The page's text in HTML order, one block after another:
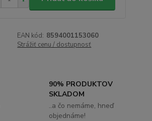
EAN kód: 8594001153060
Strážiť cenu / dostupnosť
90% PRODUKTOV
SKLADOM
..a čo nemáme, hneď
objednáme!